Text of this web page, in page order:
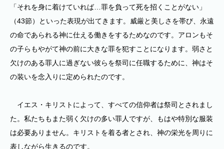
「それを身に着けていれば…罪を負って死を招くことがない」
（43節）といった表現が出てきます。威厳と美しさを帯び、永遠
の命であられる神に仕える働きをするためなのです。アロンもそ
の子らもやがて神の前に大きな罪を犯すことになります。弱さと
欠けのある罪人に過ぎない彼らを祭司に任職するために、神はそ
の装いを念入りに定められたのです。
イエス・キリストによって、すべての信仰者は祭司とされまし
た。私たちもまた弱く欠けの多い罪人ですが、もはや特別な服装
は必要ありません。キリストを着る者とされ、神の栄光を周りに
表しながら生きるのです。